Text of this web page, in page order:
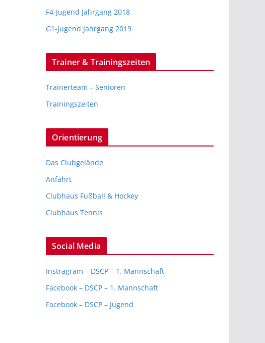
F4-Jugend Jahrgang 2018
G1-Jugend Jahrgang 2019
Trainer & Trainingszeiten
Trainerteam – Senioren
Trainingszeiten
Orientierung
Das Clubgelände
Anfahrt
Clubhaus Fußball & Hockey
Clubhaus Tennis
Social Media
Instragram – DSCP – 1. Mannschaft
Facebook – DSCP – 1. Mannschaft
Facebook – DSCP – Jugend